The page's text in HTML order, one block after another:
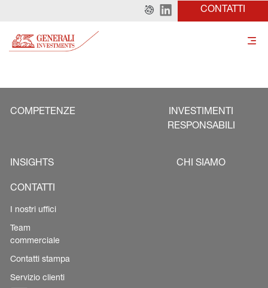
CONTATTI
COMPETENZE
INVESTIMENTI
RESPONSABILI
INSIGHTS CHI SIAMO
CONTATTI
I nostri uffici
Team
commerciale
Contatti stampa
Servizio clienti